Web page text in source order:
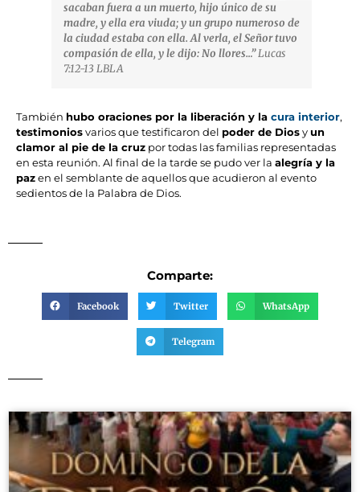
sacaban fuera a un muerto, hijo único de su
madre, y ella era viuda; y un grupo numeroso de
la ciudad estaba con ella. Al verla, el Señor tuvo
compasión de ella, y le dijo: No llores…”Lucas
7:12-13 LBLA
También hubo oraciones por la liberación y la cura interior,
testimoniosvarios que testificaron del poder de Diosyun
clamor al pie de la cruz por todas las familias representadas
en esta reunión. Al final de la tarde se pudo ver la alegría y la
pazen el semblante de aquellos que acudieron al evento
sedientos de la Palabra de Dios.
Comparte:
Facebook Twitter WhatsApp
Telegram